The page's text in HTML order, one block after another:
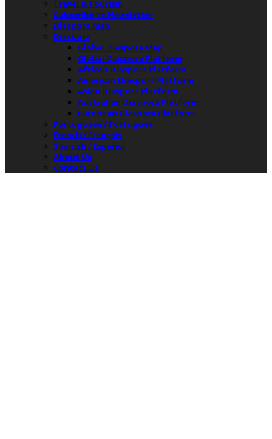
Travel & Tourism
Subscribe to Newsletter
Diaspora Map
Diaspora
Global Diaspora Map
Global Diaspora Platform
African Diaspora Platform
American Diaspora Platform
Asian Diaspora Platform
Australian Diaspora Platform
European Diaspora Platform
Portuguese / Português
French / Français
Spanish / Español
About Us
Contact Us